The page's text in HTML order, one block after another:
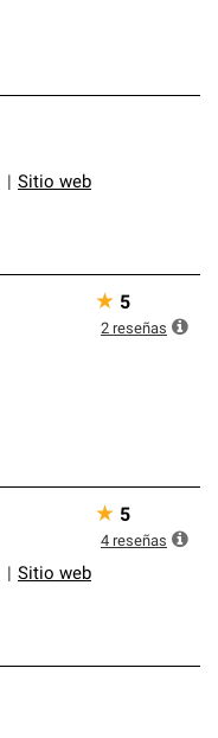
Sitio web
★ 5
2 reseñas
Sitio web
★ 5
4 reseñas